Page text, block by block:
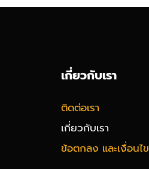
เกี่ยวกับเรา
ติดต่อเรา
เกี่ยวกับเรา
ข้อตกลง และเงื่อนไข